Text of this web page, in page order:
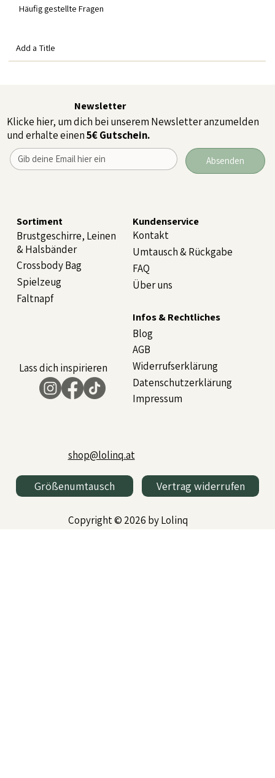
Häufig gestellte Fragen
Add a Title
Sortiment
Brustgeschirre, Leinen
& Halsbänder
Crossbody Bag
Spielzeug
Faltnapf
Kundenservice
Kontakt
Über uns
Umtausch & Rückgabe
FAQ
Newsletter
Klicke hier, um dich bei unserem Newsletter anzumelden
und erhalte einen5€ Gutschein.
Absenden
shop@lolinq.at
Größenumtausch Vertrag widerrufen
Copyright © 2026 by Lolinq
Infos & Rechtliches
Blog
AGB
Widerrufserklärung
Datenschutzerklärung
Impressum
Lass dich inspirieren